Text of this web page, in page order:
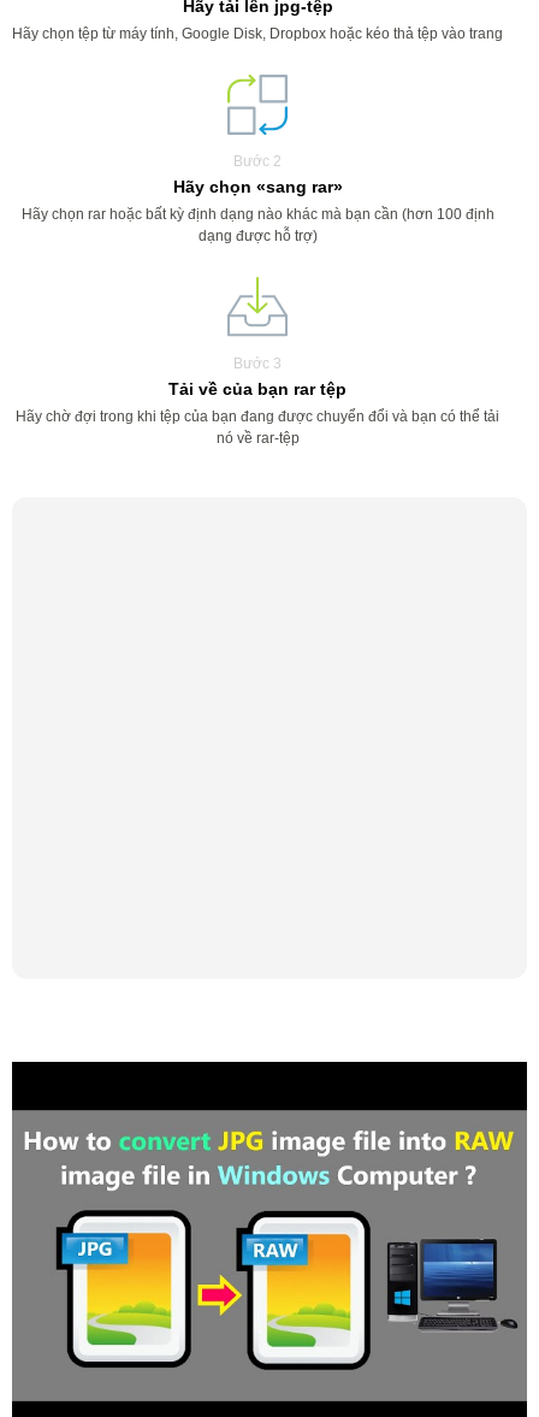
Hãy tải lên jpg-tệp
Hãy chọn tệp từ máy tính, Google Disk, Dropbox hoặc kéo thả tệp vào trang
Bước 2
Hãy chọn «sang rar»
Hãy chọn rar hoặc bất kỳ định dạng nào khác mà bạn cần (hơn 100 định
dạng được hỗ trợ)
Bước 3
Tải về của bạn rar tệp
Hãy chờ đợi trong khi tệp của bạn đang được chuyển đổi và bạn có thể tải
nó về rar-tệp